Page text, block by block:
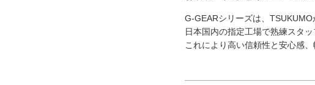
G-GEARシリーズは、
日本国内の指定工場で熟練スタ
これにより高い信頼性と安心感